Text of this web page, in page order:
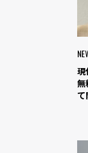
現
無
て